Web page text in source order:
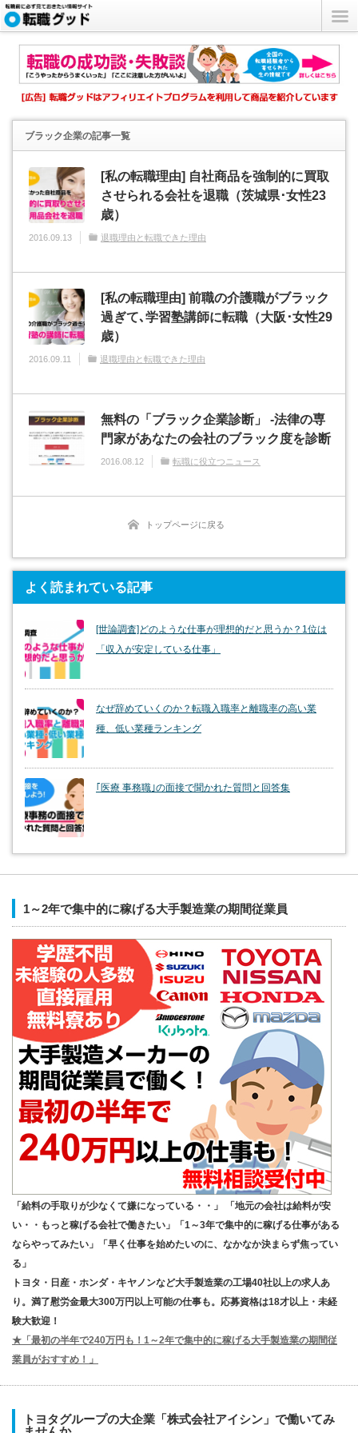
ブラック企業の記事一覧
[私の転職理由] 自社商品を強制的に買取
させられる会社を退職（茨城県･女性23
歳）
2016.09.13 退職理由と転職できた理由
[私の転職理由] 前職の介護職がブラック
過ぎて､学習塾講師に転職（大阪･女性29
歳）
2016.09.11 退職理由と転職できた理由
無料の「ブラック企業診断」 -法律の専
門家があなたの会社のブラック度を診断
2016.08.12 転職に役立つニュース
トップページに戻る
よく読まれている記事
[世論調査]どのような仕事が理想的だと思うか？1位は
「収入が安定している仕事」
なぜ辞めていくのか？転職入職率と離職率の高い業
種、低い業種ランキング
｢医療 事務職｣の面接で聞かれた質問と回答集
1～2年で集中的に稼げる大手製造業の期間従業員
「給料の手取りが少なくて嫌になっている・・」 「地元の会社は給料が安
い・・もっと稼げる会社で働きたい」「1～3年で集中的に稼げる仕事がある
ならやってみたい」「早く仕事を始めたいのに、なかなか決まらず焦ってい
る」
トヨタ・日産・ホンダ・キヤノンなど大手製造業の工場40社以上の求人あ
り。満了慰労金最大300万円以上可能の仕事も。応募資格は18才以上・未経
験大歓迎！
★「最初の半年で240万円も！1～2年で集中的に稼げる大手製造業の期間従
業員がおすすめ！」
トヨタグループの大企業「株式会社アイシン」で働いてみ